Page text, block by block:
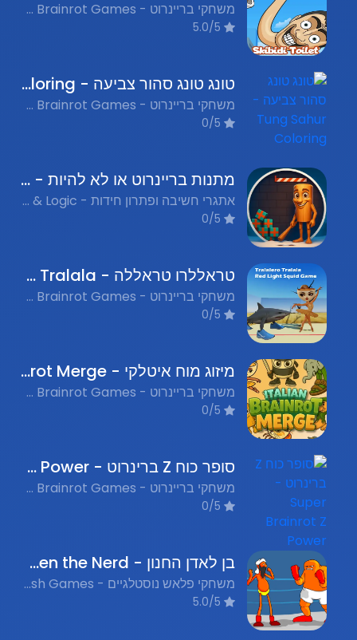
משחקי בריינרוט - Italian Brainrot Games, משחקי קרב - Battle Games, משחקים מצחיקים - Funny Games
טונג טונג סהור צביעה - Tung Sahur Coloring
משחקי בריינרוט - Italian Brainrot Games, משחקי צביעה - Coloring Games, משחקי צבעים - Color Games
מתנות בריינרוט או לא להיות - Brainrot Rescue
אתגרי חשיבה ופתרון חידות - Puzzle & Logic, משחקי בריינרוט - Italian Brainrot Games, משחקי חגים - Holiday Games
טראללרו טראללה - Tralalero Tralala
משחקי בריינרוט - Italian Brainrot Games
מיזוג מוח איטלקי - Italian Brainrot Merge
משחקי בריינרוט - Italian Brainrot Games, אתגרי חשיבה ופתרון חידות - Puzzle & Logic
סופר כוח Z ברינרוט - Super Brainrot Z Power
משחקי בריינרוט - Italian Brainrot Games, משחקי לחימה - Fighting Games
בן לאדן החנון - Ben Laden the Nerd
משחקי פלאש נוסטלגיים - Nostalgic Flash Games, משחקי לחימה - Fighting Games, משחקי קרב - Combat Games, משחקים מצחיקים - Funny Games